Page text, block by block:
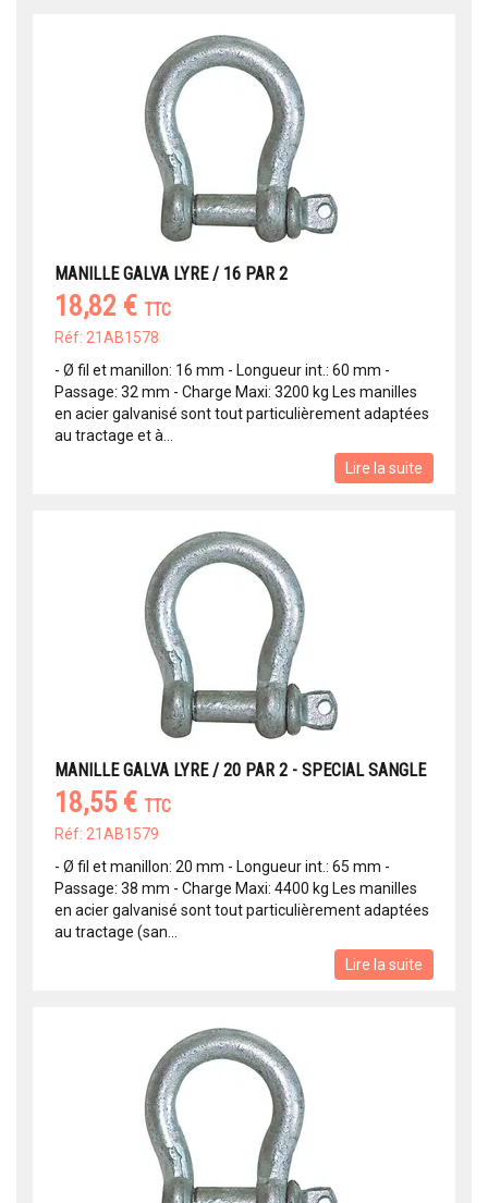
MANILLE GALVA LYRE / 16 PAR 2
18,82 € TTC
Réf: 21AB1578
- Ø fil et manillon: 16 mm - Longueur int.: 60 mm -
Passage: 32 mm - Charge Maxi: 3200 kg Les manilles
en acier galvanisé sont tout particulièrement adaptées
au tractage et à...
Lire la suite
MANILLE GALVA LYRE / 20 PAR 2 - SPECIAL SANGLE
18,55 € TTC
Réf: 21AB1579
- Ø fil et manillon: 20 mm - Longueur int.: 65 mm -
Passage: 38 mm - Charge Maxi: 4400 kg Les manilles
en acier galvanisé sont tout particulièrement adaptées
au tractage (san...
Lire la suite